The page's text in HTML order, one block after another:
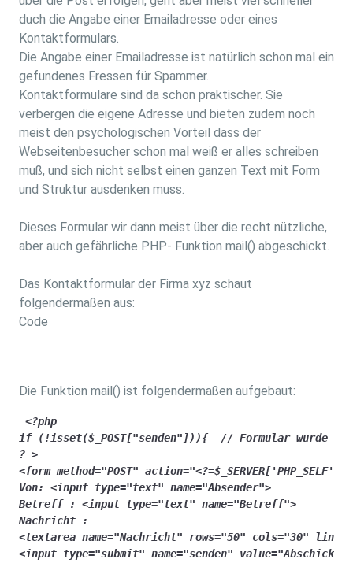
duch die Angabe einer Emailadresse oder eines
Kontaktformulars.
Die Angabe einer Emailadresse ist natürlich schon mal ein
gefundenes Fressen für Spammer.
Kontaktformulare sind da schon praktischer. Sie
verbergen die eigene Adresse und bieten zudem noch
meist den psychologischen Vorteil dass der
Webseitenbesucher schon mal weiß er alles schreiben
muß, und sich nicht selbst einen ganzen Text mit Form
und Struktur ausdenken muss.
Dieses Formular wir dann meist über die recht nützliche,
aber auch gefährliche PHP- Funktion mail() abgeschickt.
Das Kontaktformular der Firma xyz schaut
folgendermaßen aus:
Code
Die Funktion mail() ist folgendermaßen aufgebaut:
<?php
if (!isset($_POST["senden"])){  // Formular wurde
? >
<form method="POST"
Von: <input type="text" name="Absender">
Betreff : <input type="text" name="Betreff">
Nachricht :
<textarea name="Nachricht" rows="50" cols="30"
<input type="submit" name="senden"